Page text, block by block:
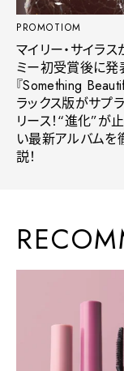
PROMOTIOM
マイリー・サイラス
ミー初受賞後に発
『Something
ラックス版がサプラ
リース！“進化”が
い最新アルバムを
説！